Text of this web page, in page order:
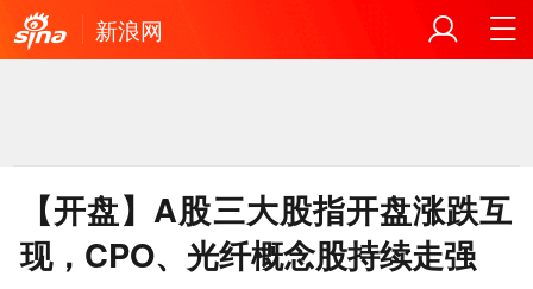
新浪网
【开盘】A股三大股指开盘涨跌互
现，CPO、光纤概念股持续走强